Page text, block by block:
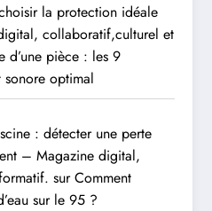
la protection idéale
collaboratif,culturel et
d’une pièce : les 9
optimal
: détecter une perte
– Magazine digital,
surComment
sur le 95 ?